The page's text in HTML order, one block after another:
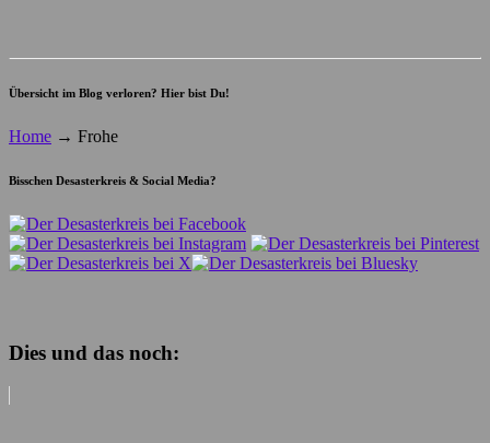
Übersicht im Blog verloren? Hier bist Du!
Home → Frohe
Bisschen Desasterkreis & Social Media?
Dies und das noch: